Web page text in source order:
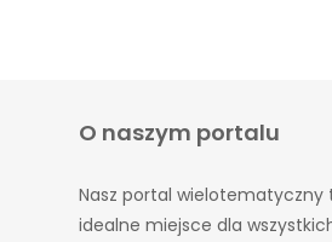
O naszym portalu
Nasz portal wielotematyczny
idealne miejsce dla